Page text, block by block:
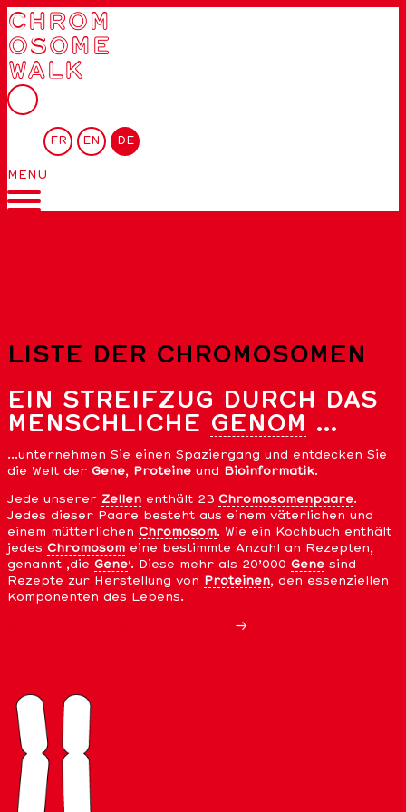
CHROM
OSOME
WALK
FR EN DE
MENU
LISTE DER CHROMOSOMEN
EIN STREIFZUG DURCH DAS
MENSCHLICHE GENOM …
…unternehmen Sie einen Spaziergang und entdecken Sie
die Welt der Gene, Proteine und Bioinformatik.
Jede unserer Zellen enthält 23 Chromosomenpaare.
Jedes dieser Paare besteht aus einem väterlichen und
einem mütterlichen Chromosom. Wie ein Kochbuch enthält
jedes Chromosom eine bestimmte Anzahl an Rezepten,
genannt ‚die Gene‘. Diese mehr als 20’000 Gene sind
Rezepte zur Herstellung von Proteinen, den essenziellen
Komponenten des Lebens.